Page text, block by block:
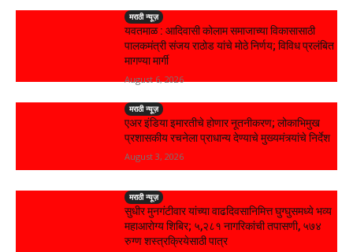
मराठी न्यूज़
यवतमाळ : आदिवासी कोलाम समाजाच्या विकासासाठी
पालकमंत्री संजय राठोड यांचे मोठे निर्णय; विविध प्रलंबित
मागण्या मार्गी
August 6, 2026
मराठी न्यूज़
एअर इंडिया इमारतीचे होणार नूतनीकरण; लोकाभिमुख
प्रशासकीय रचनेला प्राधान्य देण्याचे मुख्यमंत्र्यांचे निर्देश
August 3, 2026
मराठी न्यूज़
सुधीर मुनगंटीवार यांच्या वाढदिवसानिमित्त घुग्घुसमध्ये भव्य
महाआरोग्य शिबिर; ५,२८१ नागरिकांची तपासणी, ५७४
रुग्ण शस्त्रक्रियेसाठी पात्र